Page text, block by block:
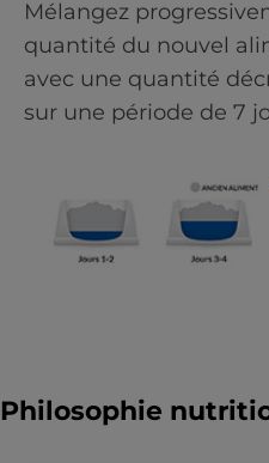
Mélangez
quantité du nouvel
avec une quantité
sur une période de 7
Philosophie